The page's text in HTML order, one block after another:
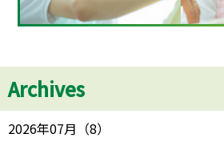
Archives
2026年07月 （8）